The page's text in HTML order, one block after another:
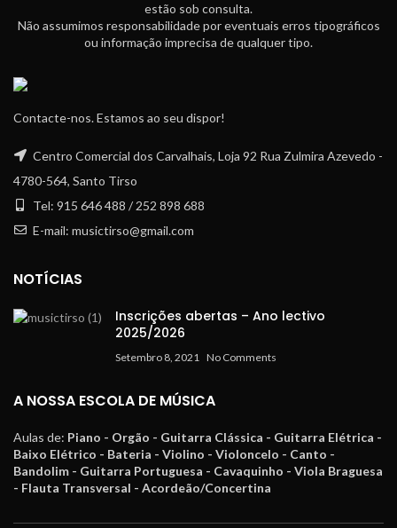
estão sob consulta.
Não assumimos responsabilidade por eventuais erros tipográficos
ou informação imprecisa de qualquer tipo.
Contacte-nos. Estamos ao seu dispor!
Centro Comercial dos Carvalhais, Loja 92 Rua Zulmira Azevedo -
4780-564, Santo Tirso
Tel: 915 646 488 / 252 898 688
E-mail: musictirso@gmail.com
NOTÍCIAS
Inscrições abertas – Ano lectivo
2025/2026
Setembro 8, 2021 No Comments
A NOSSA ESCOLA DE MÚSICA
Aulas de: Piano - Orgão - Guitarra Clássica - Guitarra Elétrica -
Baixo Elétrico - Bateria - Violino - Violoncelo - Canto -
Bandolim - Guitarra Portuguesa - Cavaquinho - Viola Braguesa
- Flauta Transversal - Acordeão/Concertina